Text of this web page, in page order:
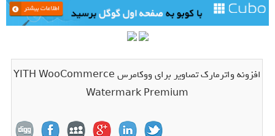
افزونه واترمارک تصاویر برای ووکامرس YITH WooCommerce
Watermark Premium